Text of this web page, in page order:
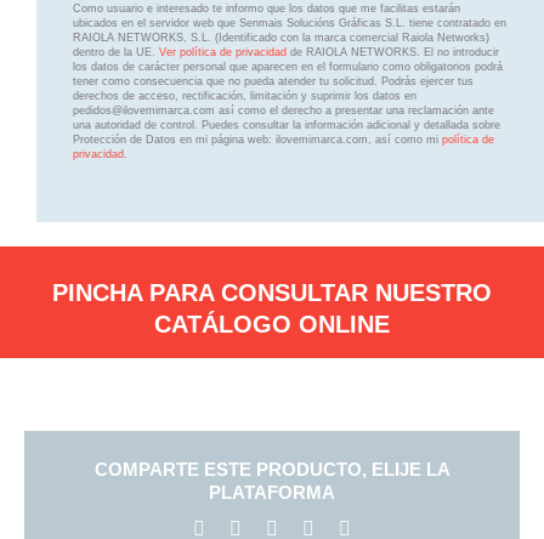
Como usuario e interesado te informo que los datos que me facilitas estarán
ubicados en el servidor web que Senmais Solucións Gráficas S.L. tiene contratado en
RAIOLA NETWORKS, S.L. (Identificado con la marca comercial Raiola Networks)
dentro de la UE. Ver política de privacidad de RAIOLA NETWORKS. El no introducir
los datos de carácter personal que aparecen en el formulario como obligatorios podrá
tener como consecuencia que no pueda atender tu solicitud. Podrás ejercer tus
derechos de acceso, rectificación, limitación y suprimir los datos en
pedidos@ilovemimarca.com así como el derecho a presentar una reclamación ante
una autoridad de control. Puedes consultar la información adicional y detallada sobre
Protección de Datos en mi página web: ilovemimarca.com, así como mi política de
privacidad
PINCHA PARA CONSULTAR NUESTRO
CATÁLOGO ONLINE
COMPARTE ESTE PRODUCTO, ELIJE LA
PLATAFORMA
Facebook LinkedInPinterest